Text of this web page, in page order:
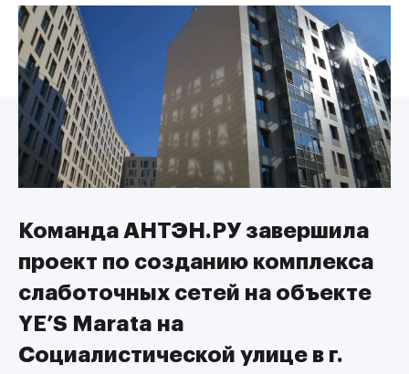
Команда АНТЭН.РУ завершила
проект по созданию комплекса
слаботочных сетей на объекте
YE’S Marata на
Социалистической улице в г.